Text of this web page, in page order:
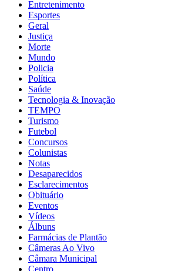
Entretenimento
Esportes
Geral
Justiça
Morte
Mundo
Policia
Política
Saúde
Tecnologia & Inovação
TEMPO
Turismo
Futebol
Concursos
Colunistas
Notas
Desaparecidos
Esclarecimentos
Obituário
Eventos
Vídeos
Álbuns
Farmácias de Plantão
Câmeras Ao Vivo
Câmara Municipal